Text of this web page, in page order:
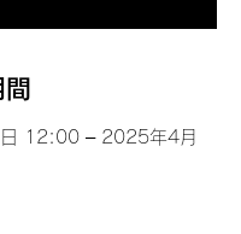
12:00 – 2025年4月